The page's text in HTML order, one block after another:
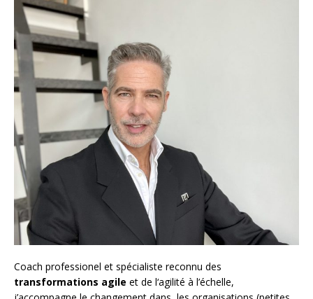
Coach professionel et spécialiste reconnu des
transformations agile et de l‘agilité à l’échelle,